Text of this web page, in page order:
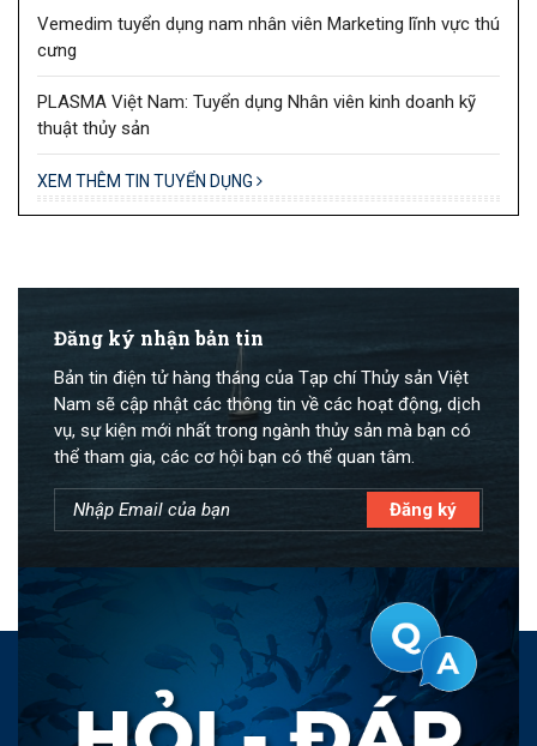
Vemedim tuyển dụng nam nhân viên Marketing lĩnh vực thú
cưng
PLASMA Việt Nam: Tuyển dụng Nhân viên kinh doanh kỹ
thuật thủy sản
XEM THÊM TIN TUYỂN DỤNG
Đăng ký nhận bản tin
Bản tin điện tử hàng tháng của Tạp chí Thủy sản Việt
Nam sẽ cập nhật các thông tin về các hoạt động, dịch
vụ, sự kiện mới nhất trong ngành thủy sản mà bạn có
thể tham gia, các cơ hội bạn có thể quan tâm.